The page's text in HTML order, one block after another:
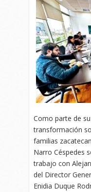
Como parte de
transformación
familias
Narro Céspedes
trabajo con
del Director
Enidia Duque